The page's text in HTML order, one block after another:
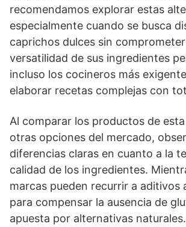
recomendamos explorar estas
especialmente cuando se busca
caprichos dulces sin
versatilidad de sus ingredientes
incluso los cocineros más
elaborar recetas complejas con
Al comparar los productos de
otras opciones del mercado,
diferencias claras en cuanto a la
calidad de los ingredientes.
marcas pueden recurrir a aditivos
para compensar la ausencia de
apuesta por alternativas